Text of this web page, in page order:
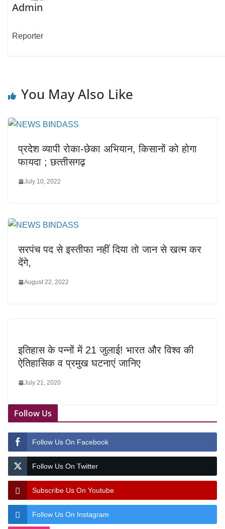
Admin
Reporter
You May Also Like
प्रदेश व्यापी रोका-छेका अभियान, किसानों को होगा
फायदा ; छत्‍तीसगढ़
July 10, 2022
सरपंच पद से इस्तीफा नहीं दिया तो जान से खत्म कर
देंगे,
August 22, 2022
इतिहास के पन्नों में 21 जुलाई! भारत और विश्व की
ऐतिहासिक व प्रमुख घटनाएं जानिए
July 21, 2020
Follow Us
Follow Us On Facebook
Follow Us On Twitter
Subscribe Us On Youtube
Follow Us On Instagram